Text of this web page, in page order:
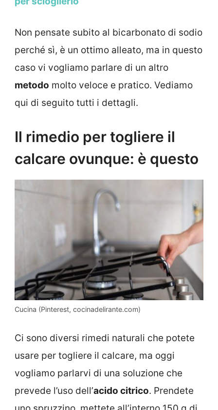
Non pensate subito al bicarbonato di sodio
perché sì, è un ottimo alleato, ma in questo
caso vi vogliamo parlare di un altro
metodo molto veloce e pratico. Vediamo
qui di seguito tutti i dettagli.
Il rimedio per togliere il
calcare ovunque: è questo
Cucina (Pinterest, cocinadelirante.com)
Ci sono diversi rimedi naturali che potete
usare per togliere il calcare, ma oggi
vogliamo parlarvi di una soluzione che
prevede l’uso dell’acido citrico. Prendete